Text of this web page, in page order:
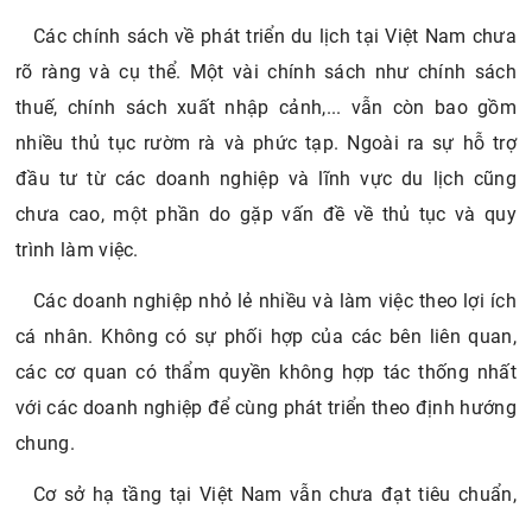
Các chính sách về phát triển du lịch tại Việt Nam chưa
rõ ràng và cụ thể. Một vài chính sách như chính sách
thuế, chính sách xuất nhập cảnh,... vẫn còn bao gồm
nhiều thủ tục rườm rà và phức tạp. Ngoài ra sự hỗ trợ
đầu tư từ các doanh nghiệp và lĩnh vực du lịch cũng
chưa cao, một phần do gặp vấn đề về thủ tục và quy
trình làm việc.
Các doanh nghiệp nhỏ lẻ nhiều và làm việc theo lợi ích
cá nhân. Không có sự phối hợp của các bên liên quan,
các cơ quan có thẩm quyền không hợp tác thống nhất
với các doanh nghiệp để cùng phát triển theo định hướng
chung.
Cơ sở hạ tầng tại Việt Nam vẫn chưa đạt tiêu chuẩn,